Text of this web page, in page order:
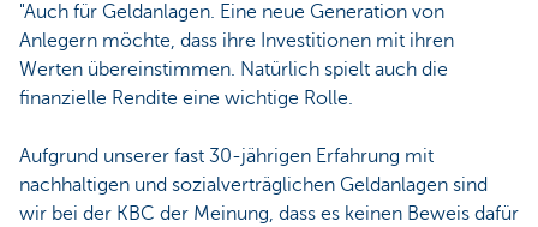
"Auch für Geldanlagen. Eine neue Generation von
Anlegern möchte, dass ihre Investitionen mit ihren
Werten übereinstimmen. Natürlich spielt auch die
finanzielle Rendite eine wichtige Rolle.
Aufgrund unserer fast 30-jährigen Erfahrung mit
nachhaltigen und sozialverträglichen Geldanlagen sind
wir bei der KBC der Meinung, dass es keinen Beweis dafür